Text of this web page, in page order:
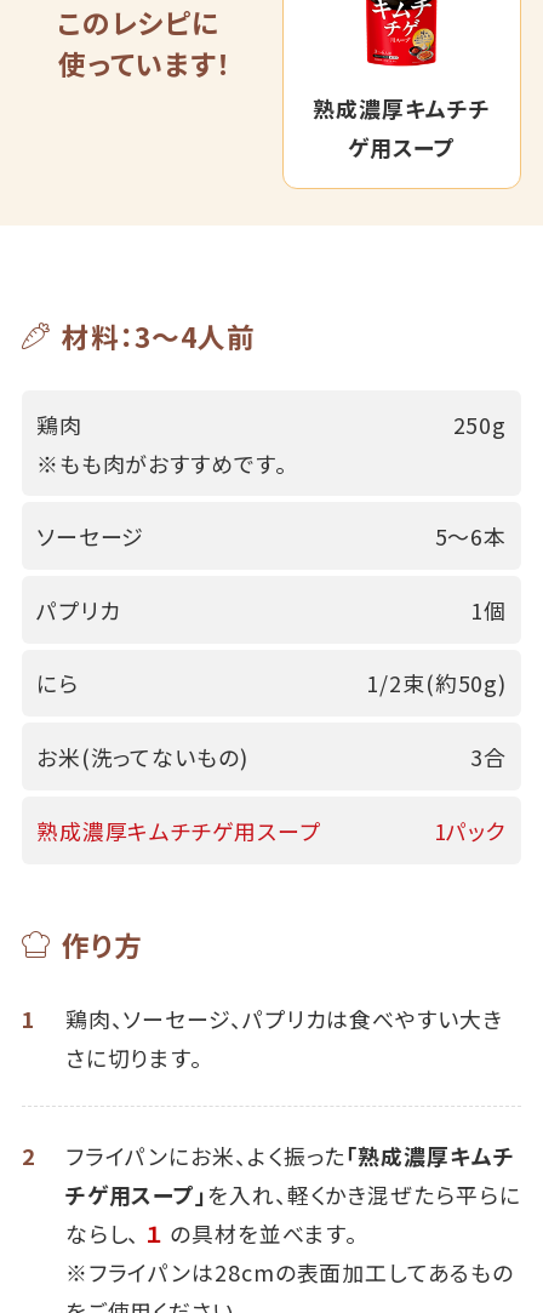
このレシピに
使っています！
熟成濃厚キムチチ
ゲ用スープ
材料：3～4人前
鶏肉
※もも肉がおすすめです。
250g
ソーセージ 5～6本
パプリカ 1個
にら 1/2束(約50g)
お米(洗ってないもの) 3合
熟成濃厚キムチチゲ用スープ 1パック
作り方
1
鶏肉、ソーセージ、パプリカは食べやすい大き
さに切ります。
2 フライパンにお米、よく振った「熟成濃厚キムチ
チゲ用スープ」を入れ、軽くかき混ぜたら平らに
ならし、 １ の具材を並べます。
※フライパンは28cmの表面加工してあるもの